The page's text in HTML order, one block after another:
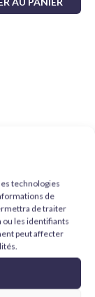
technologies
de
de traiter
ou les identifiants
peut affecter
vie à vos
inégalée de